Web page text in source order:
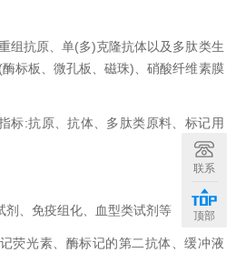
抗原、单(多)克隆抗体以及多肽类生
标板、微孔板、磁珠)、硝酸纤维素膜
:抗原、抗体、多肽类原料、标记用
、免疫组化、血型类试剂等
光素、酶标记的第二抗体、缓冲液
联系
顶部